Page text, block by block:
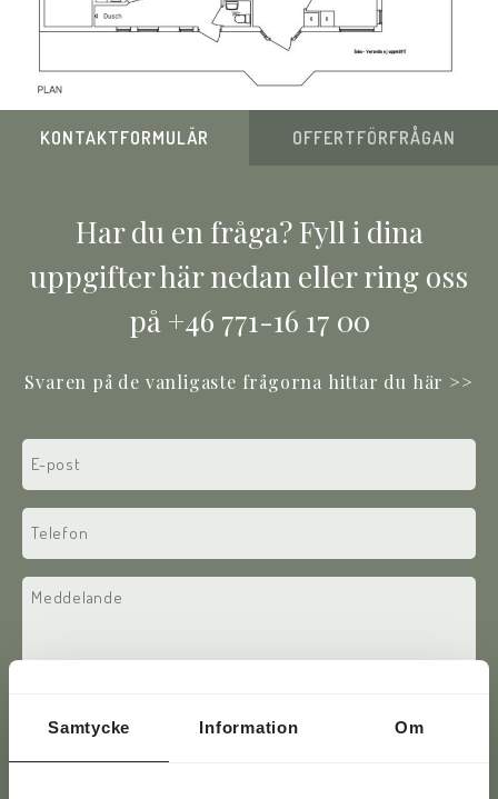
Samtycke Information Om
KONTAKTFORMULÄR OFFERTFÖRFRÅGAN
Har du en fråga? Fyll i dina
uppgifter här nedan eller ring oss
på +46 771-16 17 00
Svaren på de vanligaste frågorna hittar du här >>
post
(Required)
Text